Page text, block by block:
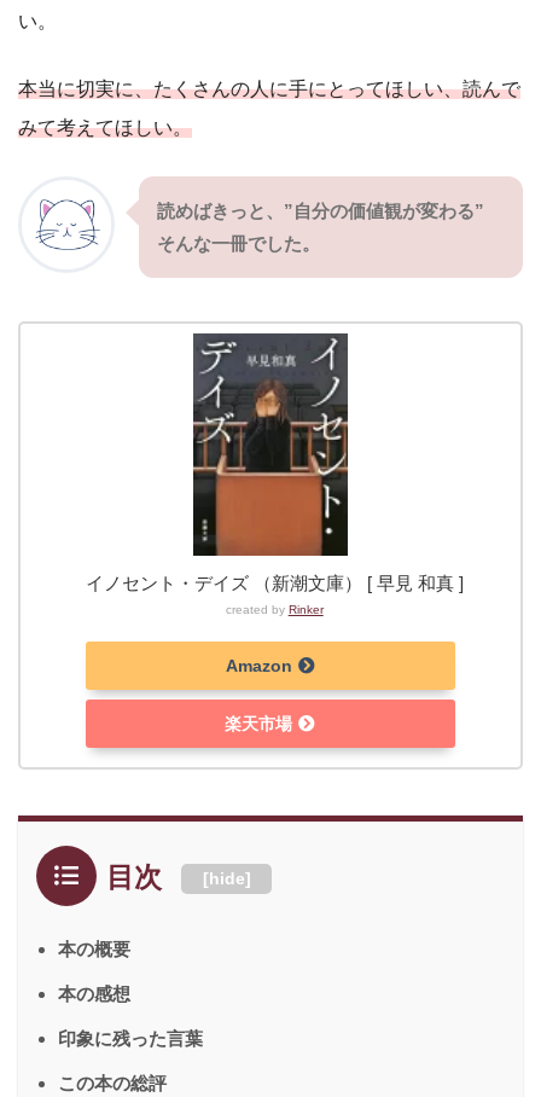
い。
本当に切実に、たくさんの人に手にとってほしい、読んで
みて考えてほしい。
読めばきっと、”自分の価値観が変わる”
そんな一冊でした。
イノセント・デイズ （新潮文庫） [ 早見 和真 ]
created by Rinker
Amazon
楽天市場
目次 [hide]
本の概要
本の感想
印象に残った言葉
この本の総評